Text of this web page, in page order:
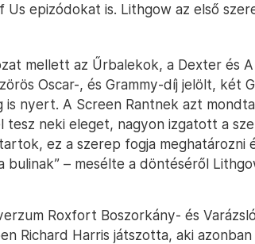
epizódokat is. Lithgow az első
mellett az Űrbalekok, a Dexter és
Oscar-, és Grammy-díj jelölt, két
nyert. A Screen Rantnek azt
neki eleget, nagyon izgatott a
ez a szerep fogja meghatározni
– mesélte a döntéséről
Roxfort Boszorkány- és
Richard Harris játszotta, aki azonban